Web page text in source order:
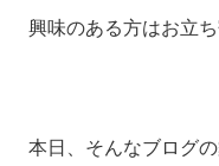
興味のある方はお立
本日、そんなブログの